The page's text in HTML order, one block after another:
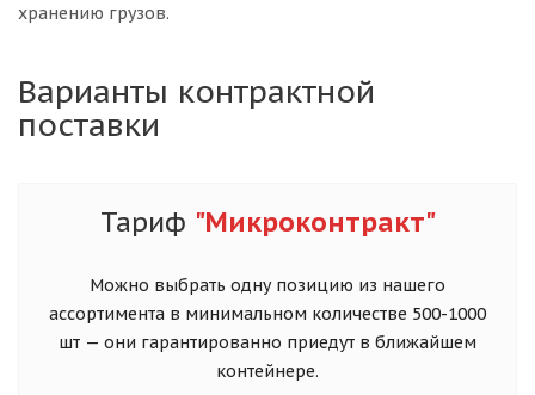
хранению грузов.
Варианты контрактной
поставки
Тариф "Микроконтракт"
Можно выбрать одну позицию из нашего
ассортимента в минимальном количестве 500-1000
шт — они гарантированно приедут в ближайшем
контейнере.